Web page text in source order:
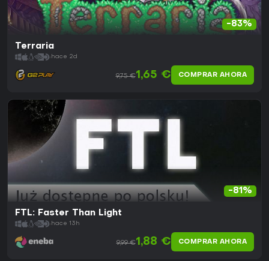
-83%
Terraria
hace 2d
9,75 €1,65 € COMPRAR AHORA
-81%
FTL: Faster Than Light
hace 13h
9,99 €1,88 € COMPRAR AHORA